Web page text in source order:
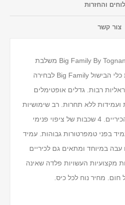
והחזרות
צור קשר
סידרת כלי בישול חדשה Big Family By Tognana משלבת
תכונות רבות שהופכות את כלי הבישול Big Family לבחירה
רבות. גדלים אופטימלים
ללא תחרות. רב שימושיות
והתאמה מלאה לכל סוגי הכיריים. 4 שכבות של ציפוי פנימי
בפני טמפרטורות גבוהות. עמיד
עבה במיוחד ומתאים גם לכיריים
מקצועיות העשויות פלדה שאינה
מחיר נוח לכל כיס.